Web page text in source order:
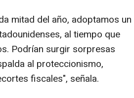
mitad del año, adoptamos un
al tiempo que
Podrían surgir sorpresas
al proteccionismo,
fiscales", señala.